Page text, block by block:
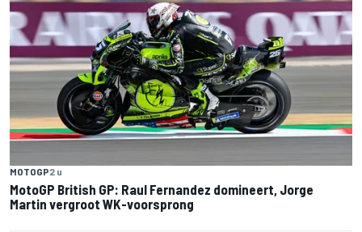
MOTOGP2 u
MotoGP British GP: Raul Fernandez domineert, Jorge
Martin vergroot WK-voorsprong